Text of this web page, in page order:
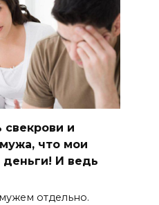
свекрови и
что мои
И ведь
отдельно.